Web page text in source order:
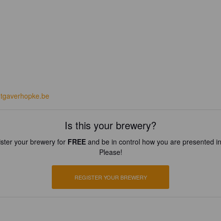
Is this your brewery?
your brewery for FREEand be in control how you are presented
Please!
REGISTER YOUR BREWERY